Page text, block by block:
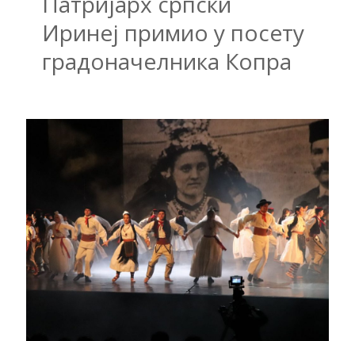
Иринеј примио у посету
градоначелника Копра